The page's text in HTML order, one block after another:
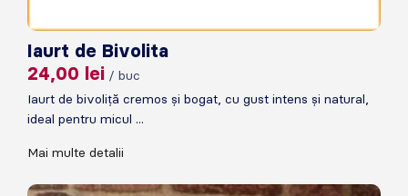
Iaurt de Bivolita
24,00 lei / buc
Iaurt de bivoliță cremos și bogat, cu gust intens și natural,
ideal pentru micul ...
Mai multe detalii